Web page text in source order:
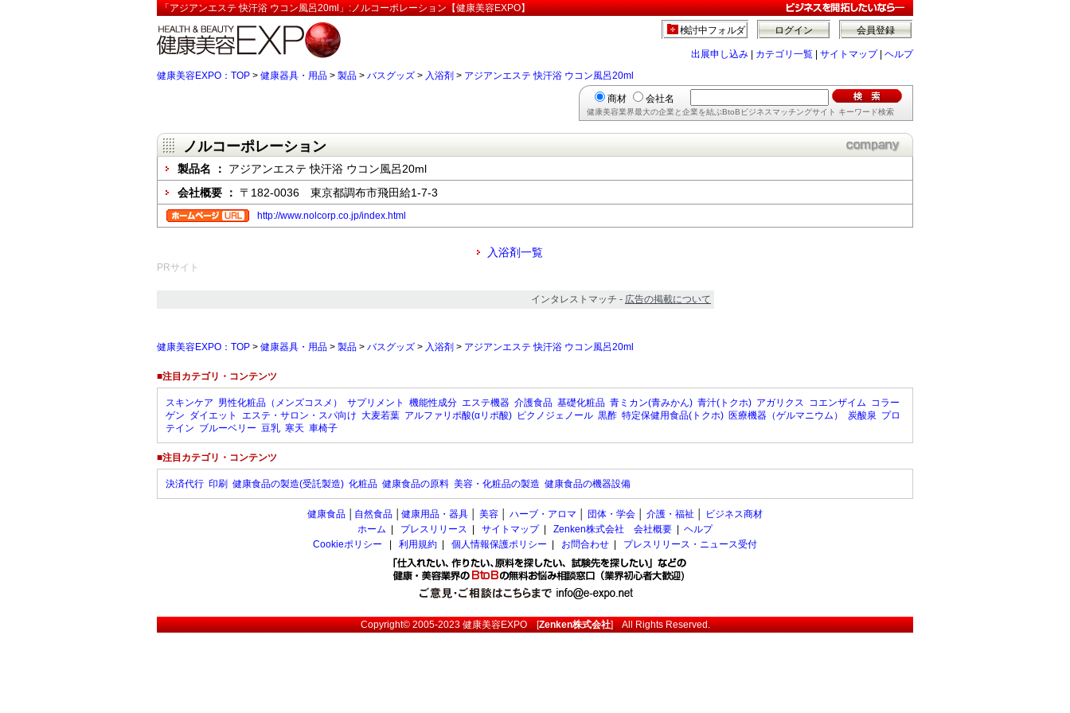
「アジアンエステ 快汗浴 ウコン風呂20ml」:ノルコーポレーション【健康美容EXPO】
会員登録
ログイン
検討中フォルダ
出展申し込み カテゴリ一覧 サイトマップ| ヘルプ
健康美容EXPO：TOP > 健康器具・用品 > 製品 > バスグッズ > 入浴剤 > アジアンエステ 快汗浴 ウコン風呂20ml
商材 会社名
健康美容業界最大の企業と企業を結ぶBtoBビジネスマッチングサイト キーワード検索
ノルコーポレーション
製品名 ： アジアンエステ 快汗浴 ウコン風呂20ml
会社概要 ： 〒182-0036 東京都調布市飛田給1-7-3
http://www.nolcorp.co.jp/index.html
入浴剤一覧
PRサイト
インタレストマッチ - 広告の掲載について
健康美容EXPO：TOP > 健康器具・用品 > 製品 > バスグッズ > 入浴剤 > アジアンエステ 快汗浴 ウコン風呂20ml
■注目カテゴリ・コンテンツ
スキンケア 男性化粧品（メンズコスメ） サプリメント 機能性成分 エステ機器 介護食品 基礎化粧品 青ミカン(青みかん) 青汁(トクホ) アガリクス コエンザイム コラー
ゲン ダイエット エステ・サロン・スパ向け 大麦若葉 アルファリポ酸(αリポ酸) ピクノジェノール 黒酢 特定保健用食品(トクホ) 医療機器（ゲルマニウム） 炭酸泉 プロ
テイン ブルーベリー 豆乳 寒天 車椅子
■注目カテゴリ・コンテンツ
決済代行 印刷 健康食品の製造(受託製造) 化粧品 健康食品の原料 美容・化粧品の製造 健康食品の機器設備
健康食品 自然食品 健康用品・器具 美容 ハーブ・アロマ 団体・学会 介護・福祉
ビジネス商材
ホーム
プレスリリース サイトマップ| Zenken株式会社 会社概要
ヘルプ
Cookieポリシー
利用規約 個人情報保護ポリシー お問合わせ プレスリリース・ニュース受付
Copyright© 2005-2023健康美容EXPO[Zenken株式会社] All Rights Reserved.